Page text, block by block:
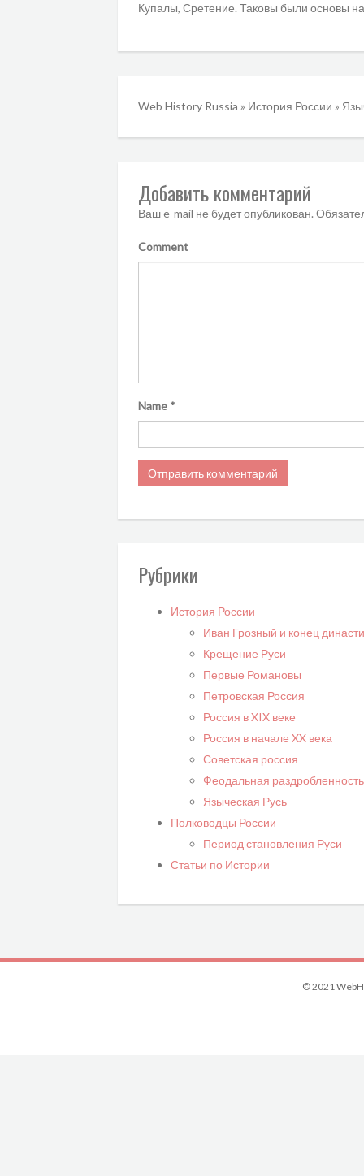
Купалы, Сретение. Таковы были основы
Web History Russia » История России »
Добавить комментарий
Ваш e-mail не будет опубликован.
Comment
Name *
Рубрики
История России
Иван Грозный и конец
Крещение Руси
Первые Романовы
Петровская Россия
Россия в XIX веке
Россия в начале XX века
Советская россия
Феодальная раздробленность
Языческая Русь
Полководцы России
Период становления Руси
Статьи по Истории
© 2021